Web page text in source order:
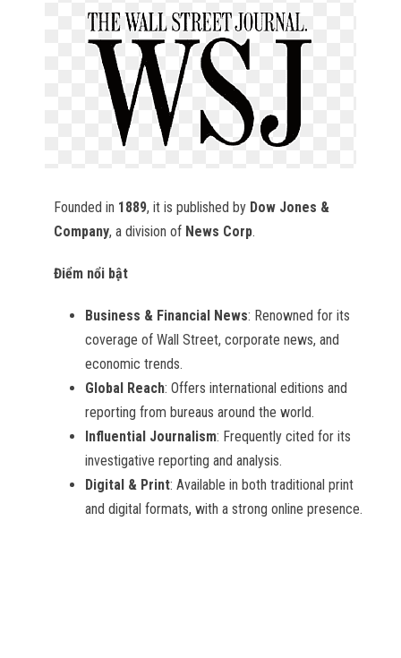
Founded in 1889, it is published by Dow Jones &
Company, a division of News Corp.
Điểm nổi bật
Business & Financial News: Renowned for its
coverage of Wall Street, corporate news, and
economic trends.
Global Reach: Offers international editions and
reporting from bureaus around the world.
Influential Journalism: Frequently cited for its
investigative reporting and analysis.
Digital & Print: Available in both traditional print
and digital formats, with a strong online presence.